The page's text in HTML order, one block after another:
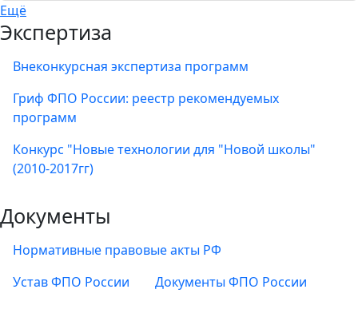
Ещё
Экспертиза
Внеконкурсная экспертиза программ
Гриф ФПО России: реестр рекомендуемых
программ
Конкурс "Новые технологии для "Новой школы"
(2010-2017гг)
Документы
Нормативные правовые акты РФ
Устав ФПО России
Документы ФПО России